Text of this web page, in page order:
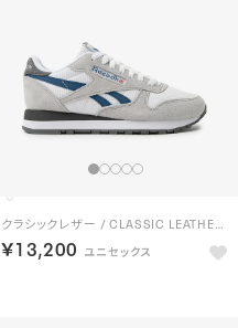
クラシックレザー / CLASSIC LEATHER （フットウェアホワイト）
￥13,200